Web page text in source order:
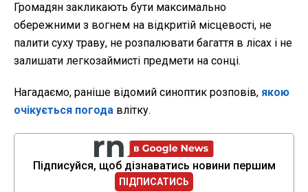
Громадян закликають бути максимально
обережними з вогнем на відкритій місцевості, не
палити суху траву, не розпалювати багаття в лісах і не
залишати легкозаймисті предмети на сонці.
Нагадаємо, раніше відомий синоптик розповів, якою
очікується погода влітку.
Підписуйся, щоб дізнаватись новини першим
ПІДПИСАТИСЬ